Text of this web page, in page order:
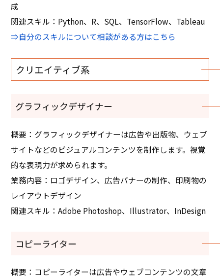
成
関連スキル：Python、R、SQL、TensorFlow、Tableau
⇒自分のスキルについて相談がある方はこちら
クリエイティブ系
グラフィックデザイナー
概要：グラフィックデザイナーは広告や出版物、ウェブ
サイトなどのビジュアルコンテンツを制作します。視覚
的な表現力が求められます。
業務内容：ロゴデザイン、広告バナーの制作、印刷物の
レイアウトデザイン
関連スキル：Adobe Photoshop、Illustrator、InDesign
コピーライター
概要：コピーライターは広告やウェブコンテンツの文章